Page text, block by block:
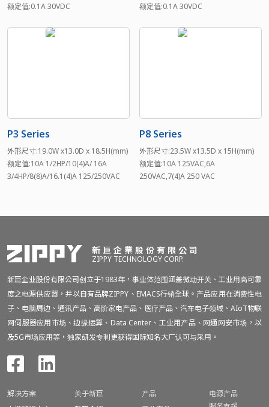
额定值:0.1A 30VDC
额定值:0.1A 30VDC
P3 Series
外形尺寸:19.0W x13.0D x 18.5H(mm)
额定值:10A 1/2HP/10(4)A/ 16A
3/4HP/8(8)A/16.1(4)A 125/250VAC
P8 Series
外形尺寸:23.5W x13.5D x 15H(mm)
额定值:10A 125VAC,6A
250VAC,7(4)A 250 VAC
新巨企業股份有限公司
ZIPPY TECHNOLOGY CORP.
新巨企业股份有限公司创立于1983年，事业体范围涵盖微动开关、工业用高可靠
度之电源供应器，并以自有品牌ZIPPY、EMACS行销全球。产品应用在消费性电
子、电脑周边、通讯产品、高阶家电产品、医疗产品、汽车电子领域、AIoT物联
网伺服器应用市场、边缘运算、Data Center、工业用产品、网通网安市场，以
及5G市场应用等，独家研发专利更获得国际知名大厂认可与采用。
解决方案
关于新巨
产品
电源产品